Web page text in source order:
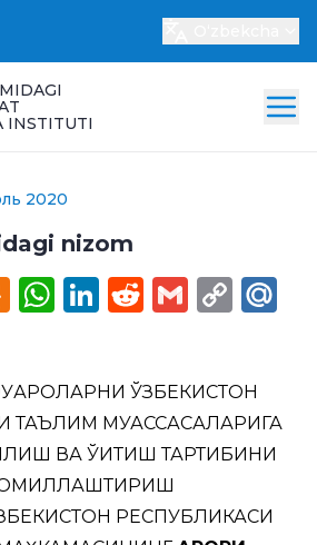
INSTITUTI
2020
nizom
Odnoklassniki
WhatsApp
LinkedIn
Reddit
Gmail
ЎЗБЕКИСТОН
ТАЪЛИМ МУАССАСАЛАРИГА
ВА ЎҚИТИШ ТАРТИБИНИ
РЕСПУБЛИКАСИ